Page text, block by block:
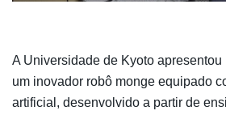
A Universidade de Kyoto apresentou
um inovador robô monge equipado
artificial, desenvolvido a partir de